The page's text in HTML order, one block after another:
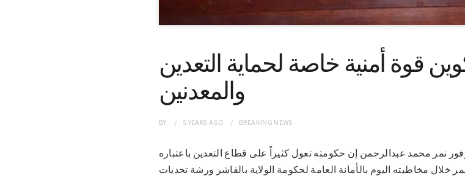
قوة أمنية خاصة لحماية التعدين
والمعدنين
BY 5 YEARS AGO BREAKING NEWS
شمال دارفور نمر محمد عبدالرحمن إن حكومته تعول كثيراً على قطاع التعدين باعتباره
خلال مخاطبته اليوم بالأمانة العامة لحكومة الولاية بالفاشر ورشة تحديات